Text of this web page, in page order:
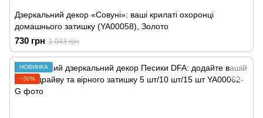
Дзеркальний декор «Совуні»: ваші крилаті охоронці
домашнього затишку (YA00058), Золото
730 грн 1 043 грн
НОВИНКА
−30%